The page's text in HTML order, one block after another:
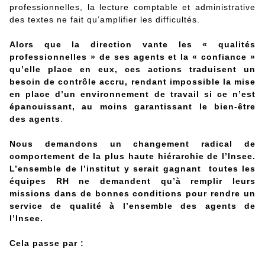
professionnelles, la lecture comptable et administrative
des textes ne fait qu’amplifier les difficultés.
Alors que la direction vante les « qualités
professionnelles » de ses agents et la « confiance »
qu’elle place en eux, ces actions traduisent un
besoin de contrôle accru, rendant impossible la mise
en place d’un environnement de travail si ce n’est
épanouissant, au moins garantissant le bien-être
des agents
Nous demandons un changement radical de
comportement de la plus haute hiérarchie de l’Insee.
L’ensemble de l’institut y serait gagnant toutes les
équipes RH ne demandent qu’à remplir leurs
missions dans de bonnes conditions pour rendre un
service de qualité à l’ensemble des agents de
l’Insee.
Cela passe par :